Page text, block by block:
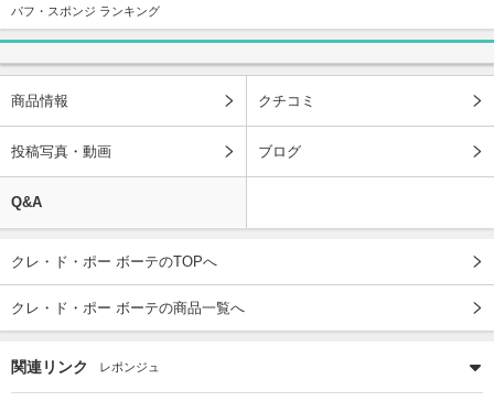
パフ・スポンジ ランキング
商品情報 クチコミ
投稿写真・動画 ブログ
Q&A
クレ・ド・ポー ボーテのTOPへ
クレ・ド・ポー ボーテの商品一覧へ
関連リンク レポンジュ